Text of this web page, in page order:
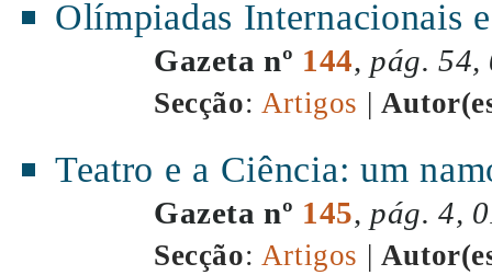
Olímpiadas Internacionais
Gazeta nº 144, pág. 54,
Secção: Artigos |
Teatro e a Ciência: um
Gazeta nº 145, pág. 4,
Secção: Artigos |